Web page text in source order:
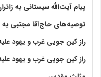
پیام آیت‌الله سیستانی به
توصیه‌های حاج‌آقا مجتبی به
راز کین جویی غرب و یهود
راز کین جویی غرب و یهود